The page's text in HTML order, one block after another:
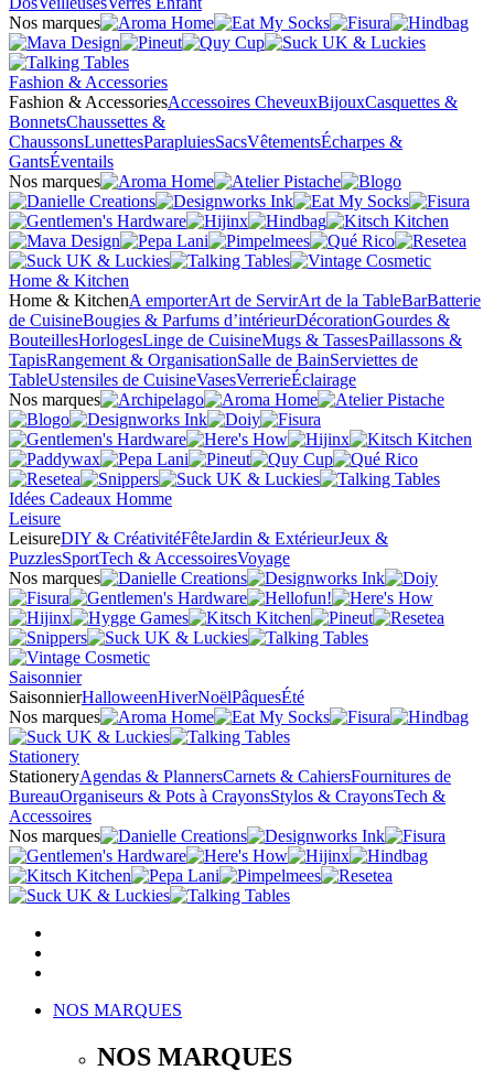
Nos marques
Fashion & Accessories
Fashion & AccessoriesAccessoires CheveuxBijouxCasquettes &
BonnetsChaussettes &
ChaussonsLunettesParapluiesSacsVêtementsÉcharpes &
GantsÉventails
Nos marques
Home & Kitchen
Home & KitchenA emporterArt de ServirArt de la TableBarBatterie
de CuisineBougies & Parfums d’intérieurDécorationGourdes &
BouteillesHorlogesLinge de CuisineMugs & TassesPaillassons &
TapisRangement & OrganisationSalle de BainServiettes de
TableUstensiles de CuisineVasesVerrerieÉclairage
Nos marques
Idées Cadeaux Homme
Leisure
LeisureDIY & CréativitéFêteJardin & ExtérieurJeux &
PuzzlesSportTech & AccessoiresVoyage
Nos marques
Saisonnier
SaisonnierHalloweenHiverNoëlPâquesÉté
Nos marques
Stationery
StationeryAgendas & PlannersCarnets & CahiersFournitures de
BureauOrganiseurs & Pots à CrayonsStylos & CrayonsTech &
Accessoires
Nos marques
NOS MARQUES
NOS MARQUES